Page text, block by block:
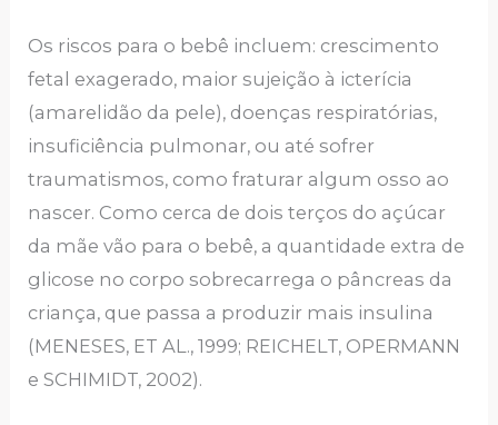
Os riscos para o bebê incluem: crescimento
fetal exagerado, maior sujeição à icterícia
(amarelidão da pele), doenças respiratórias,
insuficiência pulmonar, ou até sofrer
traumatismos, como fraturar algum osso ao
nascer. Como cerca de dois terços do açúcar
da mãe vão para o bebê, a quantidade extra de
glicose no corpo sobrecarrega o pâncreas da
criança, que passa a produzir mais insulina
(MENESES, ET AL., 1999; REICHELT, OPERMANN
e SCHIMIDT, 2002).